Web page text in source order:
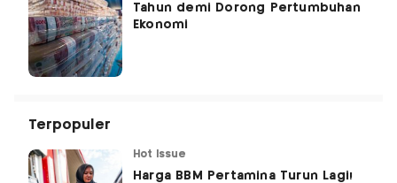
Tahun demi Dorong Pertumbuhan
Ekonomi
Terpopuler
Hot Issue
Harga BBM Pertamina Turun Lagi!